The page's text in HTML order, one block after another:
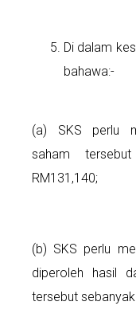
Di dalam
bahawa:-
(a) SKS perlu
saham
RM131,140;
(b) SKS perlu
diperoleh hasil
tersebut